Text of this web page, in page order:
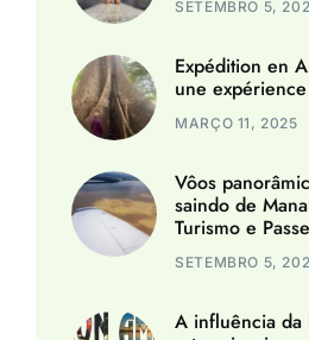
SETEMBRO 5,
Expédition en
une
MARÇO 11, 2025
Vôos
saindo de
Turismo e
SETEMBRO 5,
A influência da